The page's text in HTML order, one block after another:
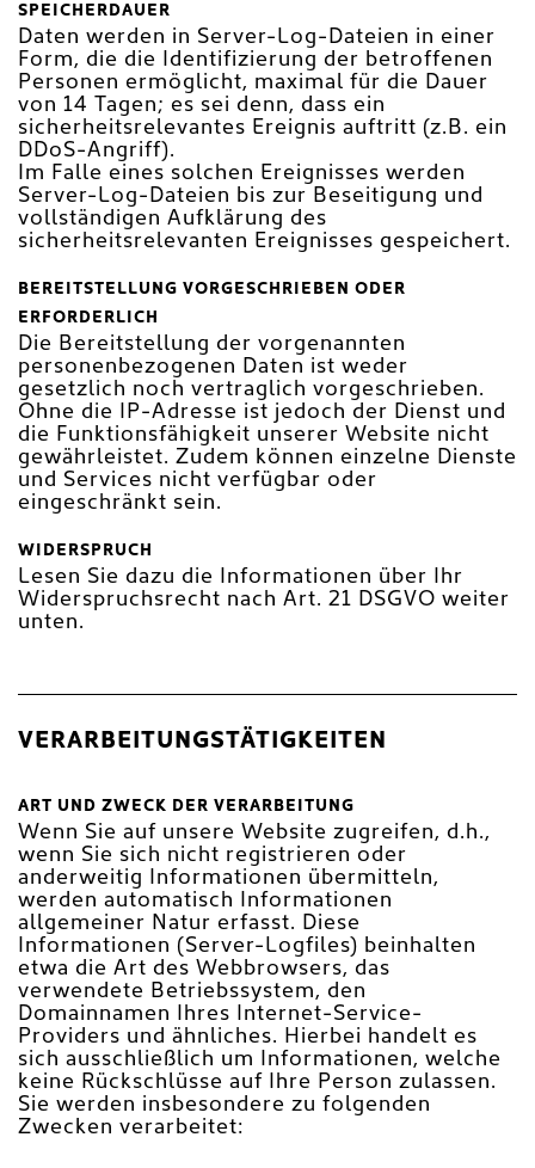
SPEICHERDAUER
Daten werden in Server-Log-Dateien in einer
Form, die die Identifizierung der betroffenen
Personen ermöglicht, maximal für die Dauer
von 14 Tagen; es sei denn, dass ein
sicherheitsrelevantes Ereignis auftritt (z.B. ein
DDoS-Angriff).
Im Falle eines solchen Ereignisses werden
Server-Log-Dateien bis zur Beseitigung und
vollständigen Aufklärung des
sicherheitsrelevanten Ereignisses gespeichert.
BEREITSTELLUNG VORGESCHRIEBEN ODER
ERFORDERLICH
Die Bereitstellung der vorgenannten
personenbezogenen Daten ist weder
gesetzlich noch vertraglich vorgeschrieben.
Ohne die IP-Adresse ist jedoch der Dienst und
die Funktionsfähigkeit unserer Website nicht
gewährleistet. Zudem können einzelne Dienste
und Services nicht verfügbar oder
eingeschränkt sein.
WIDERSPRUCH
Lesen Sie dazu die Informationen über Ihr
Widerspruchsrecht nach Art. 21 DSGVO weiter
unten.
VERARBEITUNGSTÄTIGKEITEN
ART UND ZWECK DER VERARBEITUNG
Wenn Sie auf unsere Website zugreifen, d.h.,
wenn Sie sich nicht registrieren oder
anderweitig Informationen übermitteln,
werden automatisch Informationen
allgemeiner Natur erfasst. Diese
Informationen (Server-Logfiles) beinhalten
etwa die Art des Webbrowsers, das
verwendete Betriebssystem, den
Domainnamen Ihres Internet-Service-
Providers und ähnliches. Hierbei handelt es
sich ausschließlich um Informationen, welche
keine Rückschlüsse auf Ihre Person zulassen.
Sie werden insbesondere zu folgenden
Zwecken verarbeitet: